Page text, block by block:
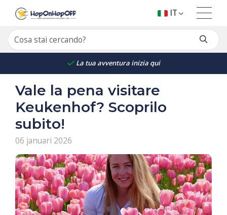
La tua avventura inizia qui
IT
Vale la pena visitare
Keukenhof? Scoprilo
subito!
06 januari 2026